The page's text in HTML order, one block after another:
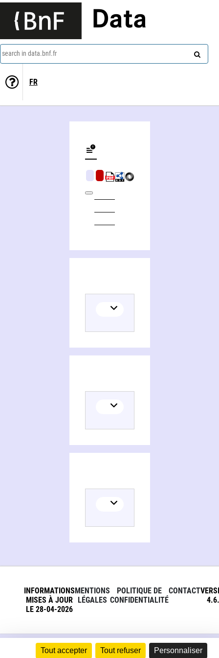
Tout accepter Tout refuser Personnaliser
Data
search in data.bnf.fr
FR
INFORMATIONS
MISES À JOUR
LE 28-04-2026
MENTIONS
LÉGALES
POLITIQUE DE
CONFIDENTIALITÉ
CONTACT